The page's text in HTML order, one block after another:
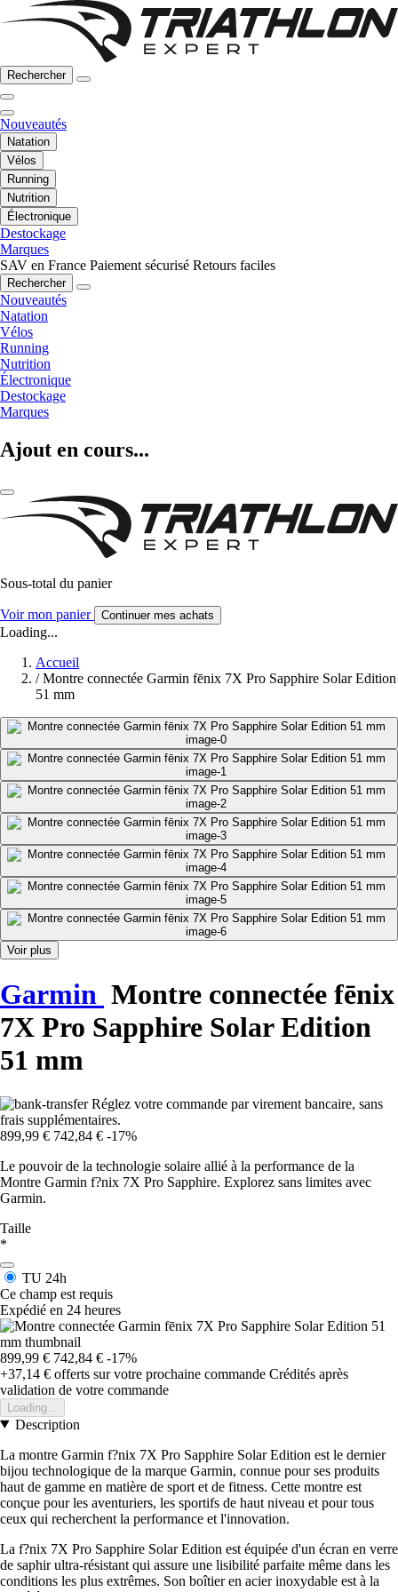
Rechercher
Nouveautés
Natation
Vélos
Running
Nutrition
Électronique
Destockage
Marques
SAV en France Paiement sécurisé Retours faciles
Rechercher
Nouveautés
Natation
Vélos
Running
Nutrition
Électronique
Destockage
Marques
Ajout en cours...
Sous-total du panier
Voir mon panier Continuer mes achats
Loading...
Accueil
/ Montre connectée Garmin fēnix 7X Pro Sapphire Solar Edition
51 mm
Voir plus
Garmin Montre connectée fēnix
7X Pro Sapphire Solar Edition
51 mm
Réglez votre commande par virement bancaire, sans
frais supplémentaires.
899,99 € 742,84 € -17%
Le pouvoir de la technologie solaire allié à la performance de la
Montre Garmin f?nix 7X Pro Sapphire. Explorez sans limites avec
Garmin.
Taille
*
TU 24h
Ce champ est requis
Expédié en 24 heures
899,99 € 742,84 € -17%
+37,14 € offerts sur votre prochaine commande Crédités après
validation de votre commande
Loading...
Description
La montre Garmin f?nix 7X Pro Sapphire Solar Edition est le dernier
bijou technologique de la marque Garmin, connue pour ses produits
haut de gamme en matière de sport et de fitness. Cette montre est
conçue pour les aventuriers, les sportifs de haut niveau et pour tous
ceux qui recherchent la performance et l'innovation.
La f?nix 7X Pro Sapphire Solar Edition est équipée d'un écran en verre
de saphir ultra-résistant qui assure une lisibilité parfaite même dans les
conditions les plus extrêmes. Son boîtier en acier inoxydable est à la